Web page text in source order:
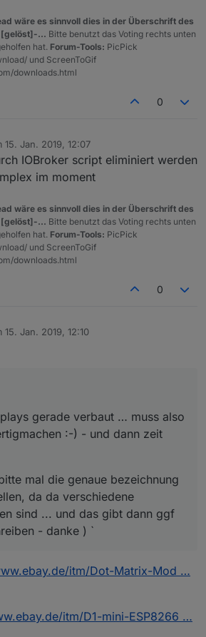
wäre es sinnvoll dies in der Überschrift des
[gelöst]-... Bitte benutzt das Voting rechts unten
hat. Forum-Tools: PicPick
und ScreenToGif
downloads.html
0
15. Jan. 2019, 12:07
von
IOBroker script eliminiert werden
im moment
wäre es sinnvoll dies in der Überschrift des
[gelöst]-... Bitte benutzt das Voting rechts unten
hat. Forum-Tools: PicPick
und ScreenToGif
downloads.html
0
15. Jan. 2019, 12:10
von
gerade verbaut … muss also
:-) - und dann zeit
mal die genaue bezeichnung
da da verschiedene
sind ... und das gibt dann ggf
- danke ) `
itm/Dot-Matrix-Mod …
itm/D1-mini-ESP8266 …